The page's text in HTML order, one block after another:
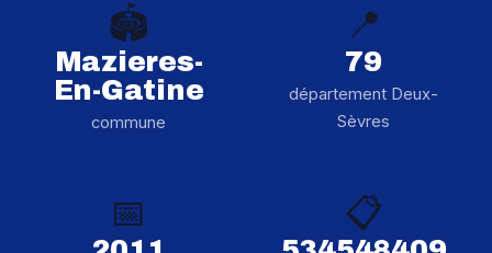
🏟️
Mazieres-
En-Gatine
commune
📍
79
département Deux-
Sèvres
📅 📋